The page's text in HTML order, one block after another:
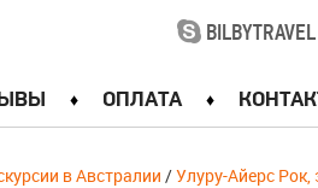
BILBYTRAVEL
ОПЛАТА
в Австралии /Улуру-Айерс